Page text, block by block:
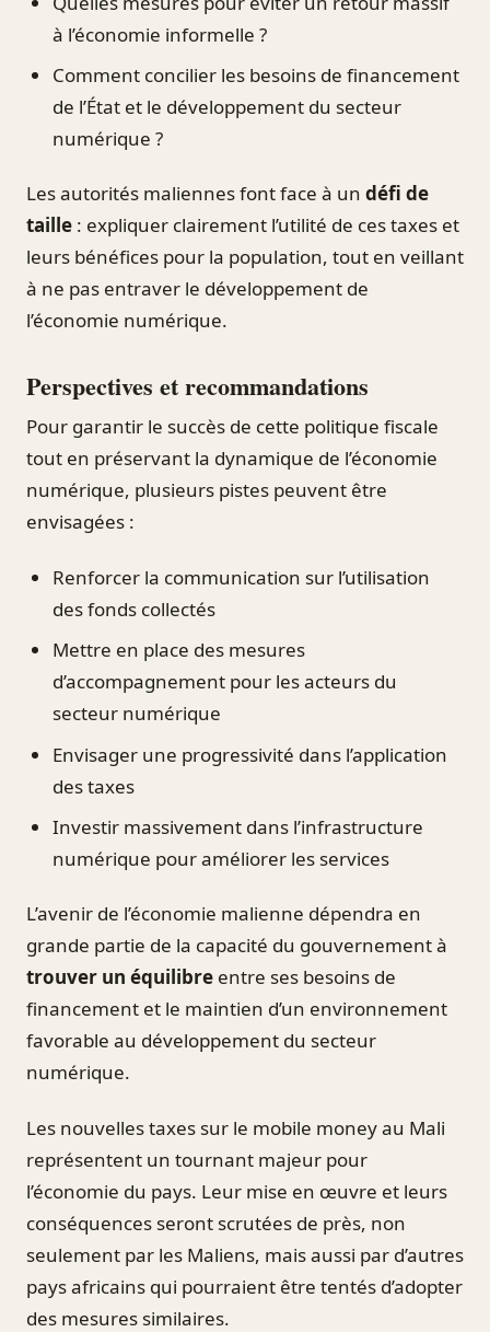
à l’économie informelle ?
Comment concilier les besoins de financement
de l’État et le développement du secteur
numérique ?
Les autorités maliennes font face à un défi de
taille : expliquer clairement l’utilité de ces taxes et
leurs bénéfices pour la population, tout en veillant
à ne pas entraver le développement de
l’économie numérique.
Perspectives et recommandations
Pour garantir le succès de cette politique fiscale
tout en préservant la dynamique de l’économie
numérique, plusieurs pistes peuvent être
envisagées :
Renforcer la communication sur l’utilisation
des fonds collectés
Mettre en place des mesures
d’accompagnement pour les acteurs du
secteur numérique
Envisager une progressivité dans l’application
des taxes
Investir massivement dans l’infrastructure
numérique pour améliorer les services
L’avenir de l’économie malienne dépendra en
grande partie de la capacité du gouvernement à
trouver un équilibre entre ses besoins de
financement et le maintien d’un environnement
favorable au développement du secteur
numérique.
Les nouvelles taxes sur le mobile money au Mali
représentent un tournant majeur pour
l’économie du pays. Leur mise en œuvre et leurs
conséquences seront scrutées de près, non
seulement par les Maliens, mais aussi par d’autres
pays africains qui pourraient être tentés d’adopter
des mesures similaires.